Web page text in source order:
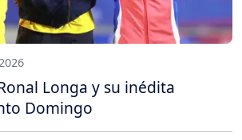
Longa y su inédita
Domingo